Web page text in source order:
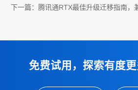
下一篇： 腾讯通RTX最佳升级迁移指南，
免费试用，探索有度